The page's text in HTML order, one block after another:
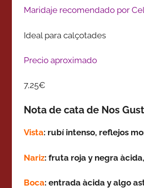
Maridaje recomendado por
Ideal para calçotades
Precio aproximado
7,25€
Nota de cata de Nos
Vista: rubí intenso, reflejos
Nariz: fruta roja y negra
Boca: entrada àcida y algo